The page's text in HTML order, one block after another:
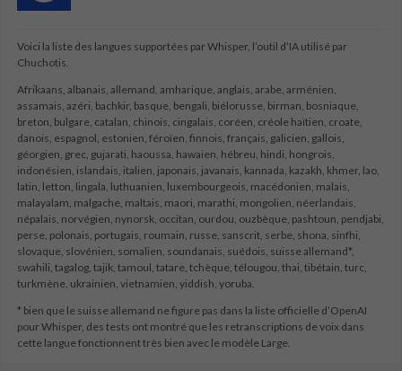
Voici la liste des langues supportées par Whisper, l’outil d’IA utilisé par
Chuchotis.
Afrikaans, albanais, allemand, amharique, anglais, arabe, arménien,
assamais, azéri, bachkir, basque, bengali, biélorusse, birman, bosniaque,
breton, bulgare, catalan, chinois, cingalais, coréen, créole haïtien, croate,
danois, espagnol, estonien, féroïen, finnois, français, galicien, gallois,
géorgien, grec, gujarati, haoussa, hawaien, hébreu, hindi, hongrois,
indonésien, islandais, italien, japonais, javanais, kannada, kazakh, khmer, lao,
latin, letton, lingala, luthuanien, luxembourgeois, macédonien, malais,
malayalam, malgache, maltais, maori, marathi, mongolien, néerlandais,
népalais, norvégien, nynorsk, occitan, ourdou, ouzbèque, pashtoun, pendjabi,
perse, polonais, portugais, roumain, russe, sanscrit, serbe, shona, sinfhi,
slovaque, slovénien, somalien, soundanais, suédois, suisse allemand*,
swahili, tagalog, tajik, tamoul, tatare, tchèque, télougou, thai, tibétain, turc,
turkmène, ukrainien, vietnamien, yiddish, yoruba.
* bien que le suisse allemand ne figure pas dans la liste officielle d’OpenAI
pour Whisper, des tests ont montré que les retranscriptions de voix dans
cette langue fonctionnent très bien avec le modèle Large.